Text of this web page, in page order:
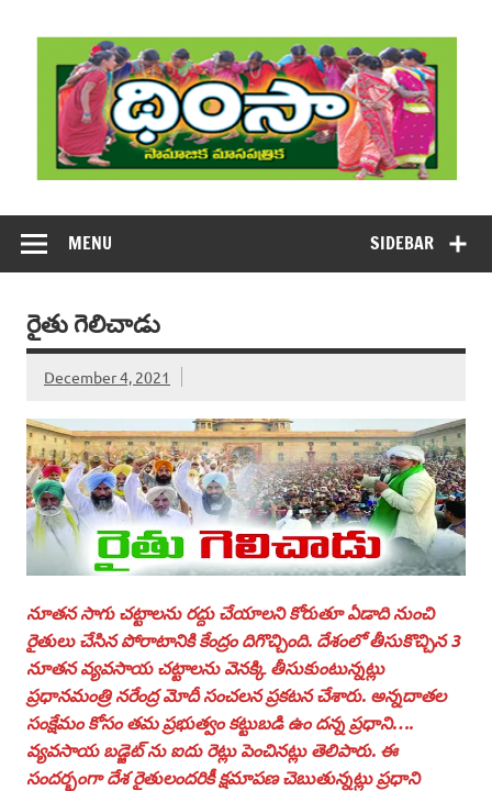
content
DHIMSA
SIDEBAR
MENU
రైతు గెలిచాడు
December 4, 2021
నూతన సాగు చట్టాలను రద్దు చేయాలని కోరుతూ ఏడాది నుంచి
రైతులు చేసిన పోరాటానికి కేంద్రం దిగొచ్చింది. దేశంలో తీసుకొచ్చిన 3
నూతన వ్యవసాయ చట్టాలను వెనక్కి తీసుకుంటున్నట్లు
ప్రధానమంత్రి నరేంద్ర మోదీ సంచలన ప్రకటన చేశారు. అన్నదాతల
సంక్షేమం కోసం తమ ప్రభుత్వం కట్టుబడి ఉం దన్న ప్రధాని….
వ్యవసాయ బడ్జెట్‌ ను ఐదు రెట్లు పెంచినట్లు తెలిపారు. ఈ
సందర్భంగా దేశ రైతులందరికీ క్షమాపణ చెబుతున్నట్లు ప్రధాని